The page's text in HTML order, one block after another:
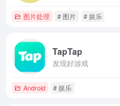
图片处理 # 图片 # 娱乐
TapTap
发现好游戏
Android # 娱乐